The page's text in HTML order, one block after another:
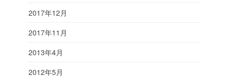
2017年12月
2017年11月
2013年4月
2012年5月